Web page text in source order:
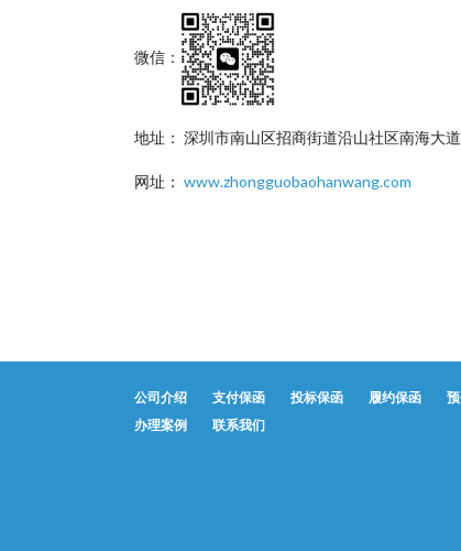
微信：
地址： 深圳市南山区招商街道沿山社区南海大
网址： www.zhongguobaohanwang.com
公司介绍 支付保函 投标保函 履约保函
办理案例
联系我们